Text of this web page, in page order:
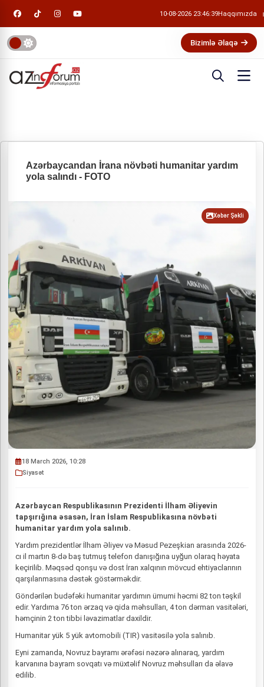
10-08-2026 23:46:40Haqqımızda
Bizimlə Əlaqə
Azərbaycandan İrana növbəti humanitar yardım
yola salındı - FOTO
Xəbər Şəkli
18 March 2026, 10:28
Siyasət
Azərbaycan Respublikasının Prezidenti İlham Əliyevin
tapşırığına əsasən, İran İslam Respublikasına növbəti
humanitar yardım yola salınıb.
Yardım prezidentlər İlham Əliyev və Məsud Pezeşkian arasında 2026-
cı il martın 8-də baş tutmuş telefon danışığına uyğun olaraq həyata
keçirilib. Məqsəd qonşu və dost İran xalqının mövcud ehtiyaclarının
qarşılanmasına dəstək göstərməkdir.
Göndərilən budəfəki humanitar yardımın ümumi həcmi 82 ton təşkil
edir. Yardıma 76 ton ərzaq və qida məhsulları, 4 ton dərman vasitələri,
həmçinin 2 ton tibbi ləvazimatlar daxildir.
Humanitar yük 5 yük avtomobili (TIR) vasitəsilə yola salınıb.
Eyni zamanda, Novruz bayramı ərəfəsi nəzərə alınaraq, yardım
karvanına bayram sovqatı və müxtəlif Novruz məhsulları da əlavə
edilib.